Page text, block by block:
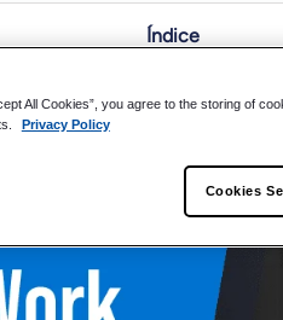
Índice
inmobiliario
All Cookies”, you agree to the storing of
Privacy Policy
Cookies